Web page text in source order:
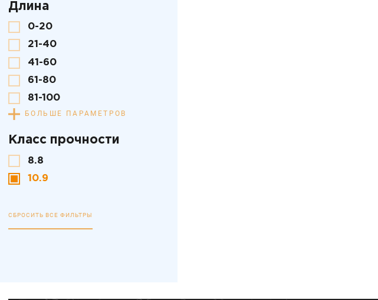
Длина
0-20
21-40
41-60
61-80
81-100
БОЛЬШЕ ПАРАМЕТРОВ
Класс прочности
8.8
10.9
СБРОСИТЬ ВСЕ ФИЛЬТРЫ